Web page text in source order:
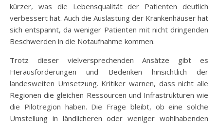
kürzer, was die Lebensqualität der Patienten deutlich
verbessert hat. Auch die Auslastung der Krankenhäuser hat
sich entspannt, da weniger Patienten mit nicht dringenden
Beschwerden in die Notaufnahme kommen.
Trotz dieser vielversprechenden Ansätze gibt es
Herausforderungen und Bedenken hinsichtlich der
landesweiten Umsetzung. Kritiker warnen, dass nicht alle
Regionen die gleichen Ressourcen und Infrastrukturen wie
die Pilotregion haben. Die Frage bleibt, ob eine solche
Umstellung in ländlicheren oder weniger wohlhabenden